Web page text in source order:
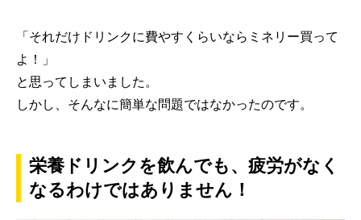
「それだけドリンクに費やすくらいならミネリー買って
よ！」
と思ってしまいました。
しかし、そんなに簡単な問題ではなかったのです。
栄養ドリンクを飲んでも、疲労がなく
なるわけではありません！